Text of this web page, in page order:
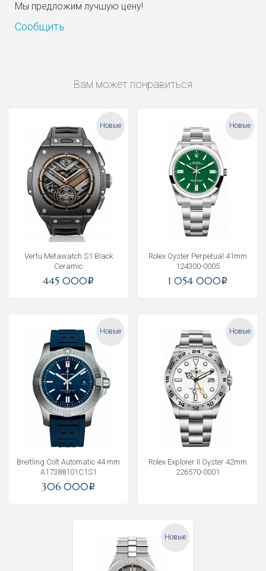
Мы предложим лучшую цену!
Сообщить
Вам может понравиться
Новые
Vertu Metawatch S1 Black
Ceramic
445 000i
Новые
Rolex Oyster Perpetual 41mm
124300-0005
1 054 000i
Новые
Breitling Colt Automatic 44 mm
A17388101C1S1
306 000i
Новые
Rolex Explorer II Oyster 42mm
226570-0001
Новые